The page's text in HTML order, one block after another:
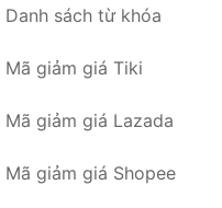
Danh sách từ khóa
Mã giảm giá Tiki
Mã giảm giá Lazada
Mã giảm giá Shopee